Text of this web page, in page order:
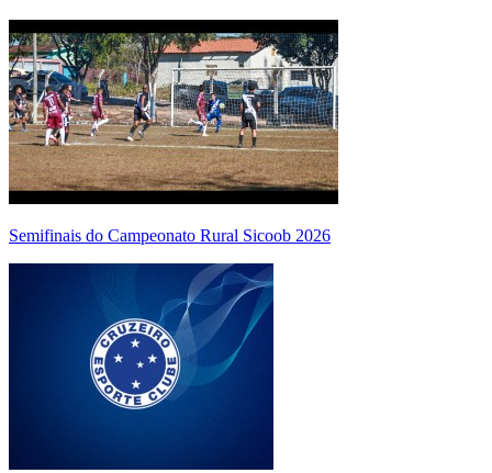
Semifinais do Campeonato Rural Sicoob 2026